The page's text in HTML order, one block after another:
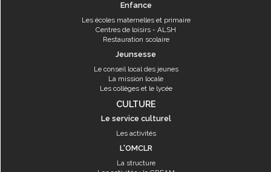
Enfance
Les écoles maternelles et primaire
Centres de loisirs - ALSH
Restauration scolaire
Jeunsesse
Le conseil local des jeunes
La mission locale
Les collèges et le lycée
CULTURE
Le service culturel
Les activités
L'OMCLR
La structure